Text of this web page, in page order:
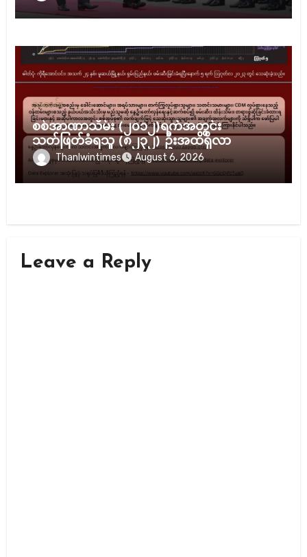
သတင်း
စစ်အာဏာသိမ်း (၂၀၁၂)ရက်အတွင်း
သတ်ဖြတ်ခံရသူ (၈၂၃၂) ဦးအထိရှိလာ
Thanlwintimes August 6, 2026
Leave a Reply